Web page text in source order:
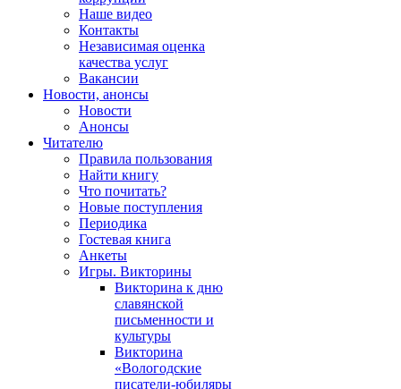
Наше видео
Контакты
Независимая оценка
качества услуг
Вакансии
Новости, анонсы
Новости
Анонсы
Читателю
Правила пользования
Найти книгу
Что почитать?
Новые поступления
Периодика
Гостевая книга
Анкеты
Игры. Викторины
Викторина к дню
славянской
письменности и
культуры
Викторина
«Вологодские
писатели-юбиляры